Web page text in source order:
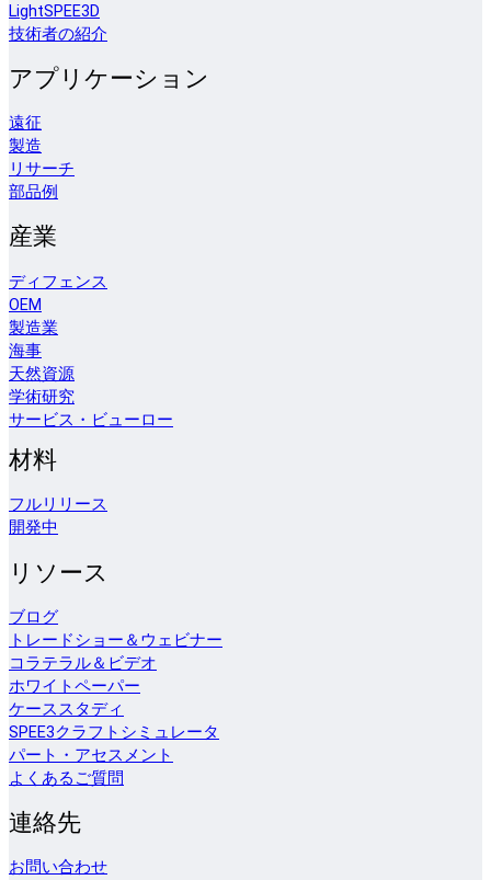
LightSPEE3D
技術者の紹介
アプリケーション
遠征
製造
リサーチ
部品例
産業
ディフェンス
OEM
製造業
海事
天然資源
学術研究
サービス・ビューロー
材料
フルリリース
開発中
リソース
ブログ
トレードショー＆ウェビナー
コラテラル＆ビデオ
ホワイトペーパー
ケーススタディ
SPEE3クラフトシミュレータ
パート・アセスメント
よくあるご質問
連絡先
お問い合わせ